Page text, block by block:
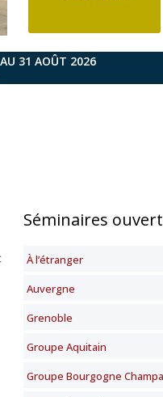
AU 31 AOÛT 2026
Séminaires
À l’étranger
Auvergne
Grenoble
Groupe Aquitain
Groupe Bourgogne